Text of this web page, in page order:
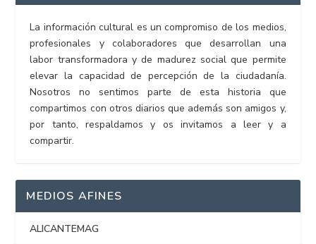
La información cultural es un compromiso de los medios,
profesionales y colaboradores que desarrollan una
labor transformadora y de madurez social que permite
elevar la capacidad de percepción de la ciudadanía.
Nosotros no sentimos parte de esta historia que
compartimos con otros diarios que además son amigos y,
por tanto, respaldamos y os invitamos a leer y a
compartir.
MEDIOS AFINES
ALICANTEMAG